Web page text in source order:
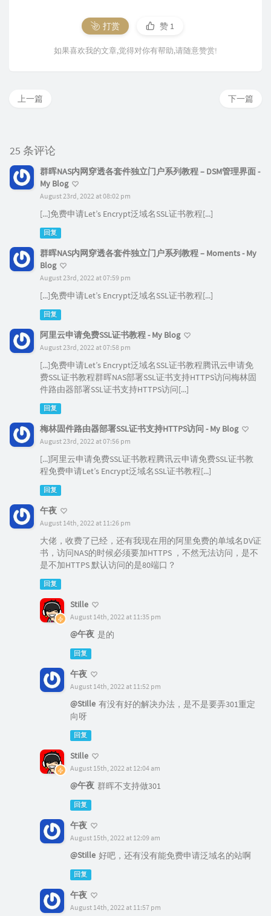
打赏 赞 1
如果喜欢我的文章,觉得对你有帮助,请随意赞赏!
下一篇
上一篇
25 条评论
群晖NAS内网穿透各套件独立门户系列教程 – DSM管理界面 -
My Blog
August 23rd, 2022 at 08:02 pm
[...]免费申请Let’s Encrypt泛域名SSL证书教程[...]
回复
群晖NAS内网穿透各套件独立门户系列教程 – Moments - My
Blog
August 23rd, 2022 at 07:59 pm
[...]免费申请Let’s Encrypt泛域名SSL证书教程[...]
回复
阿里云申请免费SSL证书教程 - My Blog
August 23rd, 2022 at 07:58 pm
[...]免费申请Let’s Encrypt泛域名SSL证书教程腾讯云申请免
费SSL证书教程群晖NAS部署SSL证书支持HTTPS访问梅林固
件路由器部署SSL证书支持HTTPS访问[...]
回复
梅林固件路由器部署SSL证书支持HTTPS访问 - My Blog
August 23rd, 2022 at 07:56 pm
[...]阿里云申请免费SSL证书教程腾讯云申请免费SSL证书教
程免费申请Let’s Encrypt泛域名SSL证书教程[...]
回复
午夜
August 14th, 2022 at 11:26 pm
大佬，收费了已经，还有我现在用的阿里免费的单域名DV证
书，访问NAS的时候必须要加HTTPS ，不然无法访问，是不
是不加HTTPS 默认访问的是80端口？
回复
Stille
August 14th, 2022 at 11:35 pm
@午夜 是的
回复
午夜
August 14th, 2022 at 11:52 pm
@Stille 有没有好的解决办法，是不是要弄301重定
向呀
回复
Stille
August 15th, 2022 at 12:04 am
@午夜 群晖不支持做301
回复
午夜
August 15th, 2022 at 12:09 am
@Stille 好吧，还有没有能免费申请泛域名的站啊
回复
午夜
August 14th, 2022 at 11:57 pm